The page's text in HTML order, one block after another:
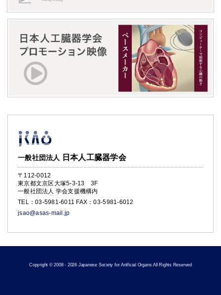
一般社団法人 日本人工臓器学会
〒112-0012
東京都文京区大塚5-3-13 3F
一般社団法人 学会支援機構内
TEL：03-5981-6011
FAX：03-5981-6012
jsao@asas-mail.jp
Copyright © 2008 - 2026 Japanese Society for Artificial Organs All Rights Reserved